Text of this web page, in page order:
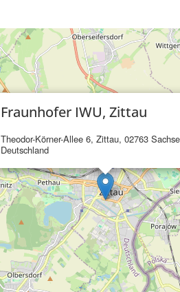
Fraunhofer IWU, Zittau
Theodor-Körner-Allee 6, Zittau, 02763
Deutschland